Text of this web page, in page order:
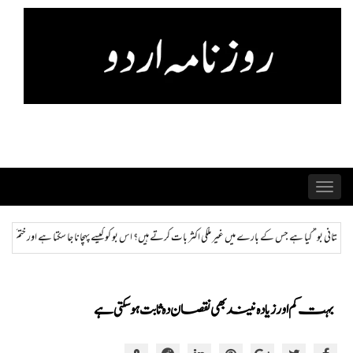
Skip
Toggle
navigation
ہیں؟ اس بو کو کیسے پہچانا جا سکتا ہے اور ختم کیا جا سکتا ہے؟ ہمراز: پاکستان حکومت کی
بہت کم اور زیادہ نیند بھی نقصان دہ ثابت ہوسکتی ہے